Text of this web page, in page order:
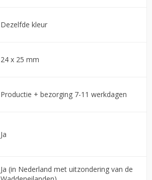
Dezelfde kleur
24 x 25 mm
Productie + bezorging 7-11 werkdagen
Ja
Ja (in Nederland met uitzondering van de